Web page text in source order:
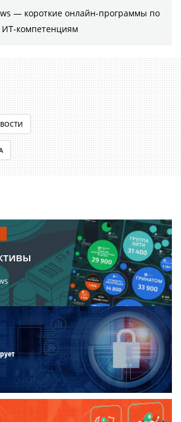
— короткие онлайн-программы по
компетенциям